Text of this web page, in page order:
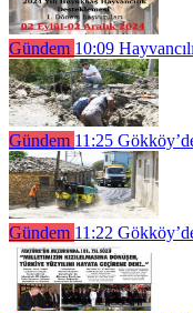
Gündem 10:09
Gündem 11:25
Gündem 11:22